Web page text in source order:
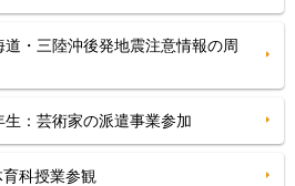
・三陸沖後発地震注意情報の周
：芸術家の派遣事業参加
科授業参観